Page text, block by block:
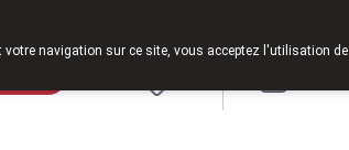
votre navigation sur ce site, vous acceptez l'utilisation de